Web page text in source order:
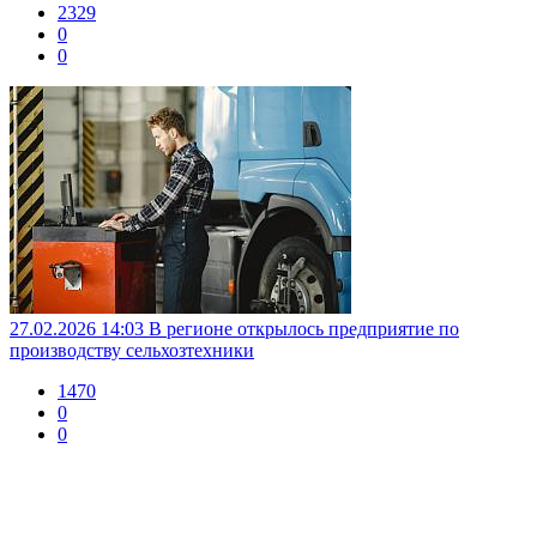
2329
0
0
27.02.2026 14:03 В регионе открылось предприятие по
производству сельхозтехники
1470
0
0